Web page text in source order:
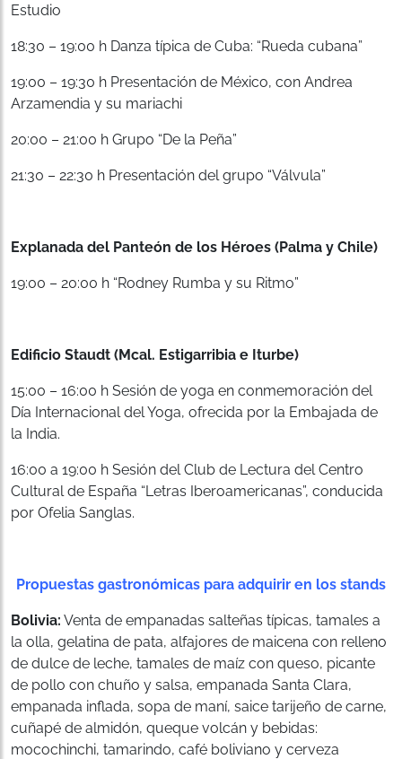
Estudio
18:30 – 19:00 h Danza típica de Cuba: “Rueda cubana”
19:00 – 19:30 h Presentación de México, con Andrea
Arzamendia y su mariachi
20:00 – 21:00 h Grupo “De la Peña”
21:30 – 22:30 h Presentación del grupo “Válvula”
Explanada del Panteón de los Héroes (Palma y Chile)
19:00 – 20:00 h “Rodney Rumba y su Ritmo”
Edificio Staudt (Mcal. Estigarribia e Iturbe)
15:00 – 16:00 h Sesión de yoga en conmemoración del
Día Internacional del Yoga, ofrecida por la Embajada de
la India.
16:00 a 19:00 h Sesión del Club de Lectura del Centro
Cultural de España “Letras Iberoamericanas”, conducida
por Ofelia Sanglas.
Propuestas gastronómicas para adquirir en los stands
Bolivia: Venta de empanadas salteñas típicas, tamales a
la olla, gelatina de pata, alfajores de maicena con relleno
de dulce de leche, tamales de maíz con queso, picante
de pollo con chuño y salsa, empanada Santa Clara,
empanada inflada, sopa de maní, saice tarijeño de carne,
cuñapé de almidón, queque volcán y bebidas:
mocochinchi, tamarindo, café boliviano y cerveza